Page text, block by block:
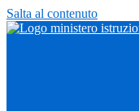
Salta al contenuto